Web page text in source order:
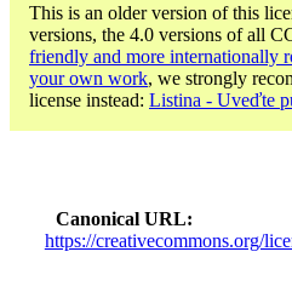
This is an older version of this
versions, the 4.0 versions of all
friendly and more internationally
your own work, we strongly
license instead: Listina - Uveďte
Canonical URL
https://creativecommons.org/